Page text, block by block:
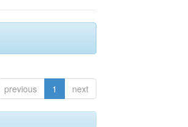
previous 1 next